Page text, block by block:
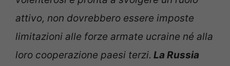
attivo, non dovrebbero essere imposte
limitazioni alle forze armate ucraine né alla
loro cooperazione paesi terzi. La Russia